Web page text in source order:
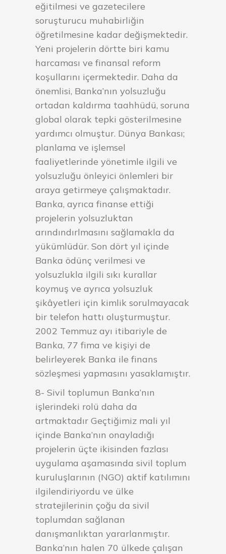
eğitilmesi ve gazetecilere
soruşturucu muhabirliğin
öğretilmesine kadar değişmektedir.
Yeni projelerin dörtte biri kamu
harcaması ve finansal reform
koşullarını içermektedir. Daha da
önemlisi, Banka’nın yolsuzluğu
ortadan kaldırma taahhüdü, soruna
global olarak tepki gösterilmesine
yardımcı olmuştur. Dünya Bankası;
planlama ve işlemsel
faaliyetlerinde yönetimle ilgili ve
yolsuzluğu önleyici önlemleri bir
araya getirmeye çalışmaktadır.
Banka, ayrıca finanse ettiği
projelerin yolsuzluktan
arındındırlmasını sağlamakla da
yükümlüdür. Son dört yıl içinde
Banka ödünç verilmesi ve
yolsuzlukla ilgili sıkı kurallar
koymuş ve ayrıca yolsuzluk
şikâyetleri için kimlik sorulmayacak
bir telefon hattı oluşturmuştur.
2002 Temmuz ayı itibariyle de
Banka, 77 fima ve kişiyi de
belirleyerek Banka ile finans
sözleşmesi yapmasını yasaklamıştır.
8- Sivil toplumun Banka’nın
işlerindeki rolü daha da
artmaktadır Geçtiğimiz mali yıl
içinde Banka’nın onayladığı
projelerin üçte ikisinden fazlası
uygulama aşamasında sivil toplum
kuruluşlarının (NGO) aktif katılımını
ilgilendiriyordu ve ülke
stratejilerinin çoğu da sivil
toplumdan sağlanan
danışmanlıktan yararlanmıştır.
Banka’nın halen 70 ülkede çalışan